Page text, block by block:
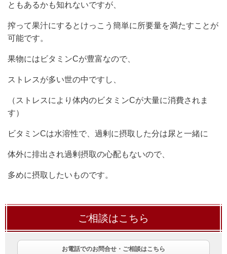
ともあるかも知れないですが、
搾って果汁にするとけっこう簡単に所要量を満たすことが
可能です。
果物にはビタミンCが豊富なので、
ストレスが多い世の中ですし、
（ストレスにより体内のビタミンCが大量に消費されま
す）
ビタミンCは水溶性で、過剰に摂取した分は尿と一緒に
体外に排出され過剰摂取の心配もないので、
多めに摂取したいものです。
ご相談はこちら
お電話でのお問合せ・ご相談はこちら